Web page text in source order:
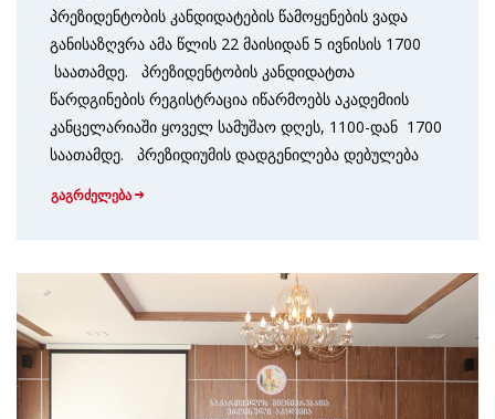
პრეზიდენტობის კანდიდატების წამოყე­ნების ვადა
განისაზღვრა ამა წლის 22 მაისიდან 5 ივნისის 1700
საათამდე. პრეზი­დენტობის კანდიდატთა
წარდგინების რეგის­ტრაცია იწარმოებს აკადემიის
კანცელარიაში ყოველ სამუშაო დღეს, 1100-დან 1700
საათამდე. პრეზიდიუმის დადგენილება დებულება
გაგრძელება